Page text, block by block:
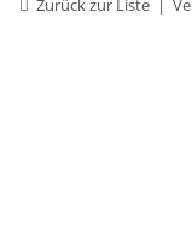
Zurück zur Liste